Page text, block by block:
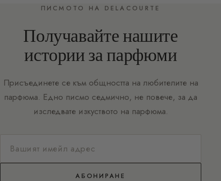
ПИСМОТО НА DELACOURTE
Получавайте нашите
истории за парфюми
Присъединете се към общността на любителите на
парфюма. Едно писмо седмично, не повече, за да
изследвате изкуството на парфюма.
АБОНИРАНЕ